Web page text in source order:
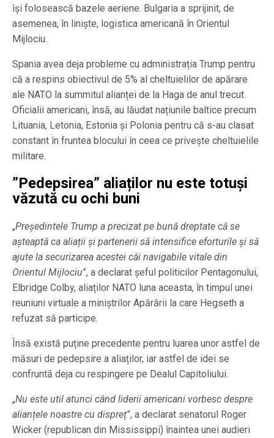
își folosească bazele aeriene. Bulgaria a sprijinit, de
asemenea, în liniște, logistica americană în Orientul
Mijlociu.
Spania avea deja probleme cu administrația Trump pentru
că a respins obiectivul de 5% al ​​cheltuielilor de apărare
ale NATO la summitul alianței de la Haga de anul trecut.
Oficialii americani, însă, au lăudat națiunile baltice precum
Lituania, Letonia, Estonia și Polonia pentru că s-au clasat
constant în fruntea blocului în ceea ce privește cheltuielile
militare.
”Pedepsirea” aliaților nu este totuși
văzută cu ochi buni
„Președintele Trump a precizat pe bună dreptate că se
așteaptă ca aliații și partenerii să intensifice eforturile și să
ajute la securizarea acestei căi navigabile vitale din
Orientul Mijlociu”, a declarat șeful politicilor Pentagonului,
Elbridge Colby, aliaților NATO luna aceasta, în timpul unei
reuniuni virtuale a miniștrilor Apărării la care Hegseth a
refuzat să participe.
Însă există puține precedente pentru luarea unor astfel de
măsuri de pedepsire a aliaților, iar astfel de idei se
confruntă deja cu respingere pe Dealul Capitoliului.
„Nu este util atunci când liderii americani vorbesc despre
alianțele noastre cu dispreț”, a declarat senatorul Roger
Wicker (republican din Mississippi) înaintea unei audieri